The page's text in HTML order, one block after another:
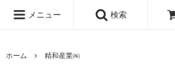
メニュー 検索
ホーム 精和産業㈱